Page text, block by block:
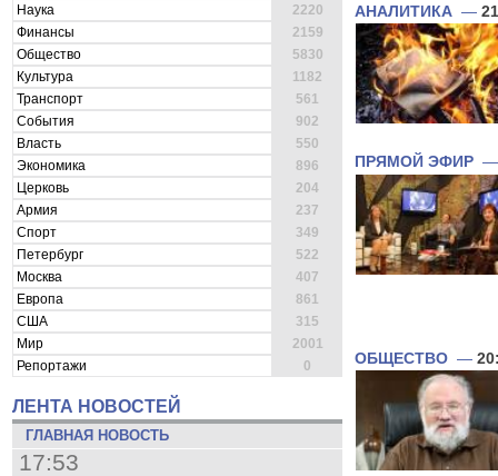
Наука
2220
Финансы
2159
Общество
5830
Культура
1182
Транспорт
561
События
902
Власть
550
Экономика
896
Церковь
204
Армия
237
Спорт
349
Петербург
522
Москва
407
Европа
861
США
315
Мир
2001
Репортажи
0
ЛЕНТА НОВОСТЕЙ
ГЛАВНАЯ НОВОСТЬ
17:53
АНАЛИТИКА —
ПРЯМОЙ ЭФИР
ОБЩЕСТВО —